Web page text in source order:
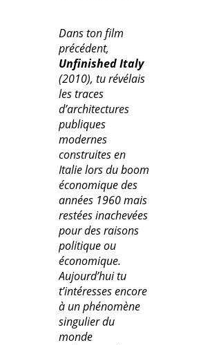
Dans ton film
précédent,
Unfinished Italy
(2010), tu révélais
les traces
d’architectures
publiques
modernes
construites en
Italie lors du boom
économique des
années 1960 mais
restées inachevées
pour des raisons
politique ou
économique.
Aujourd’hui tu
t’intéresses encore
à un phénomène
singulier du
monde